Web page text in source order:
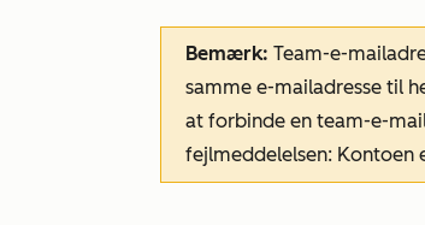
Bemærk: Team-e-
samme e-mailadresse til
at forbinde en team-e-
fejlmeddelelsen: Kontoen